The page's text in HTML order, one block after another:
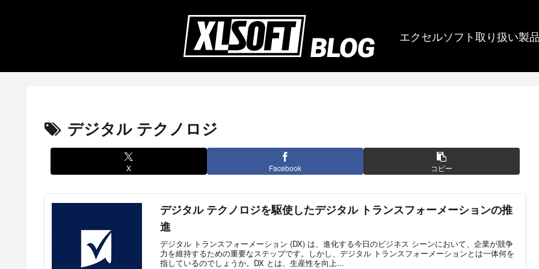
エクセルソフト取り扱い製
デジタル テクノロジ
X Facebook コピー
デジタル テクノロジを駆使したデジタル トランスフォーメーションの推
進
デジタル トランスフォーメーション (DX) は、進化する今日のビジネス シーンにおいて、企業が競争
力を維持するための重要なステップです。しかし、デジタル トランスフォーメーションとは一体何を
指しているのでしょうか。DX とは、生産性を向上...